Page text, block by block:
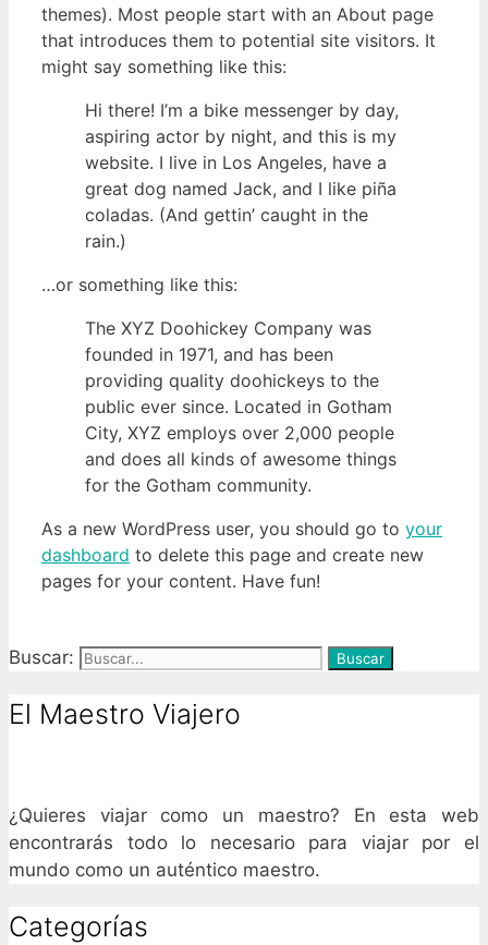
themes). Most people start with an About page
that introduces them to potential site visitors. It
might say something like this:
Hi there! I’m a bike messenger by day,
aspiring actor by night, and this is my
website. I live in Los Angeles, have a
great dog named Jack, and I like piña
coladas. (And gettin’ caught in the
rain.)
…or something like this:
The XYZ Doohickey Company was
founded in 1971, and has been
providing quality doohickeys to the
public ever since. Located in Gotham
City, XYZ employs over 2,000 people
and does all kinds of awesome things
for the Gotham community.
As a new WordPress user, you should go to your
dashboard to delete this page and create new
pages for your content. Have fun!
Buscar:
El Maestro Viajero
¿Quieres viajar como un maestro? En esta web
encontrarás todo lo necesario para viajar por el
mundo como un auténtico maestro.
Categorías